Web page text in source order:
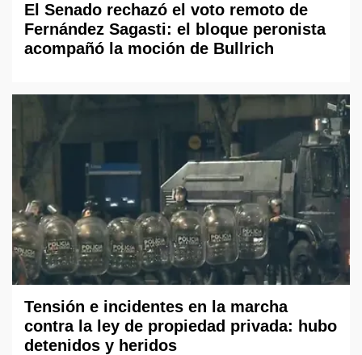
El Senado rechazó el voto remoto de
Fernández Sagasti: el bloque peronista
acompañó la moción de Bullrich
Tensión e incidentes en la marcha
contra la ley de propiedad privada: hubo
detenidos y heridos